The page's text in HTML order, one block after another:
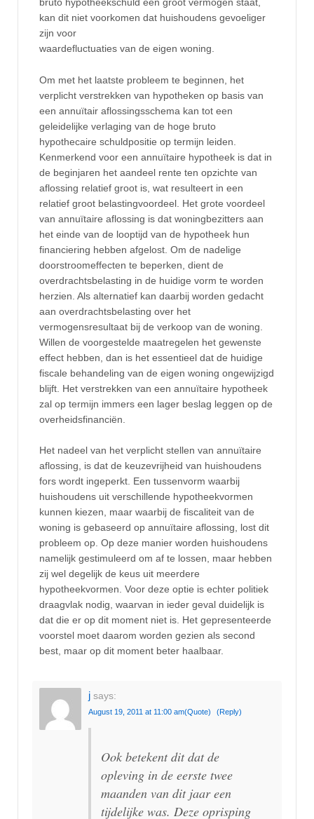
bruto hypotheekschuld een groot vermogen staat,
kan dit niet voorkomen dat huishoudens gevoeliger
zijn voor
waardefluctuaties van de eigen woning.
Om met het laatste probleem te beginnen, het
verplicht verstrekken van hypotheken op basis van
een annuïtair aflossingsschema kan tot een
geleidelijke verlaging van de hoge bruto
hypothecaire schuldpositie op termijn leiden.
Kenmerkend voor een annuïtaire hypotheek is dat in
de beginjaren het aandeel rente ten opzichte van
aflossing relatief groot is, wat resulteert in een
relatief groot belastingvoordeel. Het grote voordeel
van annuïtaire aflossing is dat woningbezitters aan
het einde van de looptijd van de hypotheek hun
financiering hebben afgelost. Om de nadelige
doorstroomeffecten te beperken, dient de
overdrachtsbelasting in de huidige vorm te worden
herzien. Als alternatief kan daarbij worden gedacht
aan overdrachtsbelasting over het
vermogensresultaat bij de verkoop van de woning.
Willen de voorgestelde maatregelen het gewenste
effect hebben, dan is het essentieel dat de huidige
fiscale behandeling van de eigen woning ongewijzigd
blijft. Het verstrekken van een annuïtaire hypotheek
zal op termijn immers een lager beslag leggen op de
overheidsfinanciën.
Het nadeel van het verplicht stellen van annuïtaire
aflossing, is dat de keuzevrijheid van huishoudens
fors wordt ingeperkt. Een tussenvorm waarbij
huishoudens uit verschillende hypotheekvormen
kunnen kiezen, maar waarbij de fiscaliteit van de
woning is gebaseerd op annuïtaire aflossing, lost dit
probleem op. Op deze manier worden huishoudens
namelijk gestimuleerd om af te lossen, maar hebben
zij wel degelijk de keus uit meerdere
hypotheekvormen. Voor deze optie is echter politiek
draagvlak nodig, waarvan in ieder geval duidelijk is
dat die er op dit moment niet is. Het gepresenteerde
voorstel moet daarom worden gezien als second
best, maar op dit moment beter haalbaar.
j says:
August 19, 2011 at 11:00 am(Quote) (Reply)
Ook betekent dit dat de
opleving in de eerste twee
maanden van dit jaar een
tijdelijke was. Deze oprisping